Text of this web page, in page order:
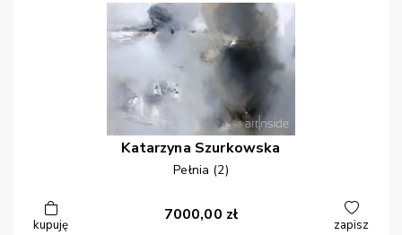
Katarzyna Szurkowska
Pełnia (2)
kupuję
7000,00 zł
zapisz